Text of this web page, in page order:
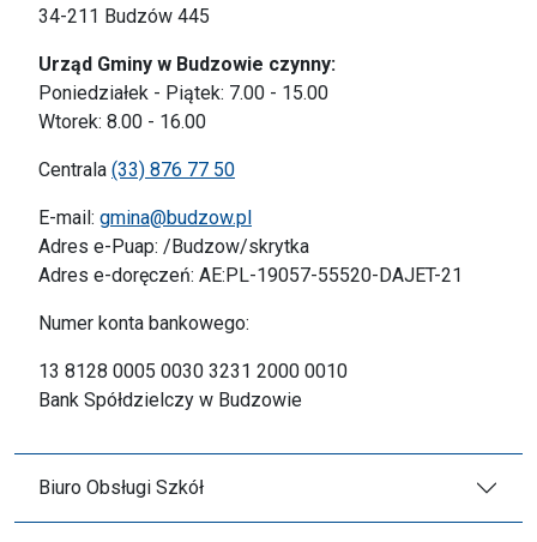
34-211 Budzów 445
Urząd Gminy w Budzowie czynny:
Poniedziałek - Piątek: 7.00 - 15.00
Wtorek: 8.00 - 16.00
Centrala (33) 876 77 50
E-mail: gmina@budzow.pl
Adres e-Puap: /Budzow/skrytka
Adres e-doręczeń: AE:PL-19057-55520-DAJET-21
Numer konta bankowego:
13 8128 0005 0030 3231 2000 0010
Bank Spółdzielczy w Budzowie
Biuro Obsługi Szkół